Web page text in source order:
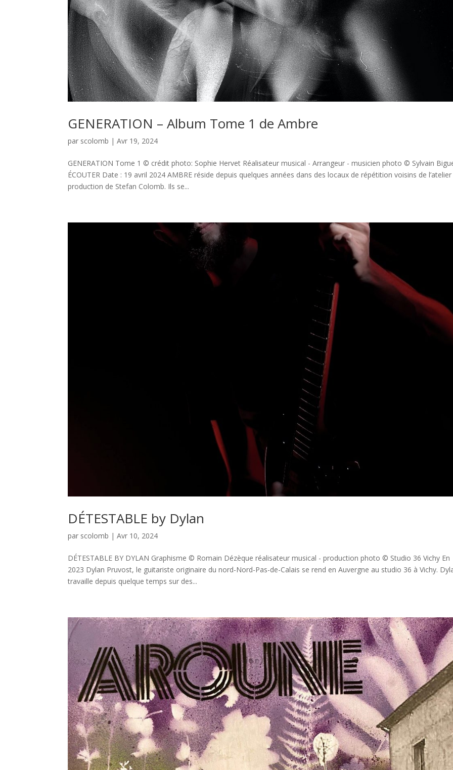
GENERATION – Album Tome 1 de Ambre
par scolomb |Avr 19, 2024
GENERATION Tome 1 © crédit photo: Sophie Hervet Réalisateur musical - Arrangeur - musicien photo © Sylvain
ÉCOUTER Date : 19 avril 2024 AMBRE réside depuis quelques années dans des locaux de répétition voisins de
production de Stefan Colomb. Ils se...
DÉTESTABLE by Dylan
par scolomb |Avr 10, 2024
DÉTESTABLE BY DYLAN Graphisme © Romain Dézèque réalisateur musical - production photo © Studio 36 Vichy En
2023 Dylan Pruvost, le guitariste originaire du nord-Nord-Pas-de-Calais se rend en Auvergne au studio 36 à Vichy.
travaille depuis quelque temps sur des...